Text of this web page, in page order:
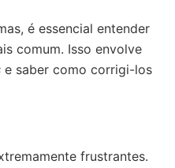
é essencial entender
comum. Isso envolve
e saber como corrigi-los
frustrantes.